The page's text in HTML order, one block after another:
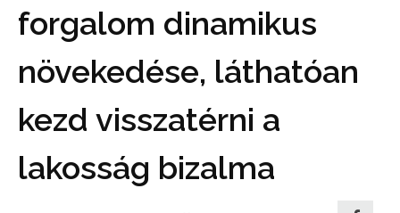
forgalom dinamikus
növekedése, láthatóan
kezd visszatérni a
lakosság bizalma